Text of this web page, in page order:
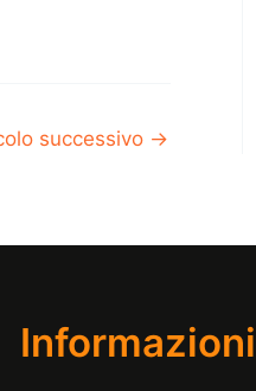
successivo →
Informazioni